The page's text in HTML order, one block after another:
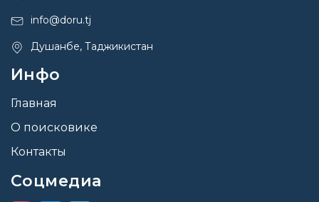
info@doru.tj
Душанбе, Таджикистан
Инфо
Главная
О поисковике
Контакты
Соцмедиа